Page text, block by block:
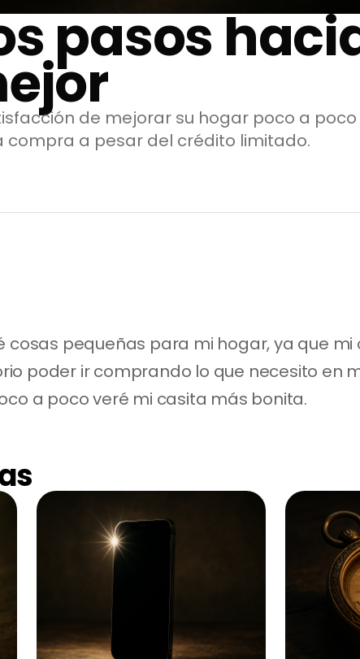
pasos
de mejorar su hogar poco a
a pesar del crédito limitado.
cosas pequeñas para mi hogar, ya que mi
poder ir comprando lo que necesito en
a poco veré mi casita más bonita.